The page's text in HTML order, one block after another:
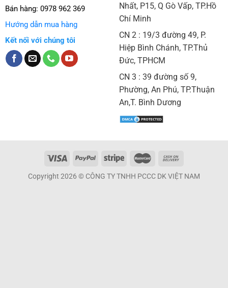
Bán hàng: 0978 962 369
Hướng dẫn mua hàng
Kết nối với chúng tôi
Nhất, P15, Q Gò Vấp, TP.Hồ
Chí Minh
CN 2 : 19/3 đường 49, P.
Hiệp Bình Chánh, TP.Thủ
Đức, TPHCM
CN 3 : 39 đường số 9,
Phường, An Phú, TP.Thuận
An,T. Bình Dương
Copyright 2026 © CÔNG TY TNHH PCCC DK VIỆT NAM